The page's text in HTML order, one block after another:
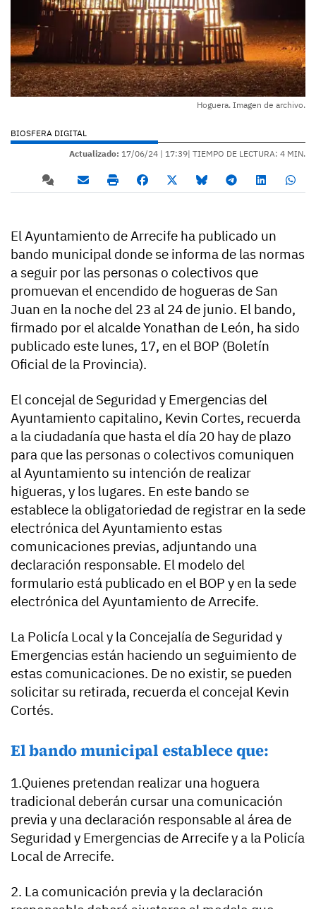
Hoguera. Imagen de archivo.
BIOSFERA DIGITAL
Actualizado: 17/06/24 | 17:39| TIEMPO DE LECTURA: 4 MIN.
El Ayuntamiento de Arrecife ha publicado un
bando municipal donde se informa de las normas
a seguir por las personas o colectivos que
promuevan el encendido de hogueras de San
Juan en la noche del 23 al 24 de junio. El bando,
firmado por el alcalde Yonathan de León, ha sido
publicado este lunes, 17, en el BOP (Boletín
Oficial de la Provincia).
El concejal de Seguridad y Emergencias del
Ayuntamiento capitalino, Kevin Cortes, recuerda
a la ciudadanía que hasta el día 20 hay de plazo
para que las personas o colectivos comuniquen
al Ayuntamiento su intención de realizar
higueras, y los lugares. En este bando se
establece la obligatoriedad de registrar en la sede
electrónica del Ayuntamiento estas
comunicaciones previas, adjuntando una
declaración responsable. El modelo del
formulario está publicado en el BOP y en la sede
electrónica del Ayuntamiento de Arrecife.
La Policía Local y la Concejalía de Seguridad y
Emergencias están haciendo un seguimiento de
estas comunicaciones. De no existir, se pueden
solicitar su retirada, recuerda el concejal Kevin
Cortés.
El bando municipal establece que:
1.Quienes pretendan realizar una hoguera
tradicional deberán cursar una comunicación
previa y una declaración responsable al área de
Seguridad y Emergencias de Arrecife y a la Policía
Local de Arrecife.
2. La comunicación previa y la declaración